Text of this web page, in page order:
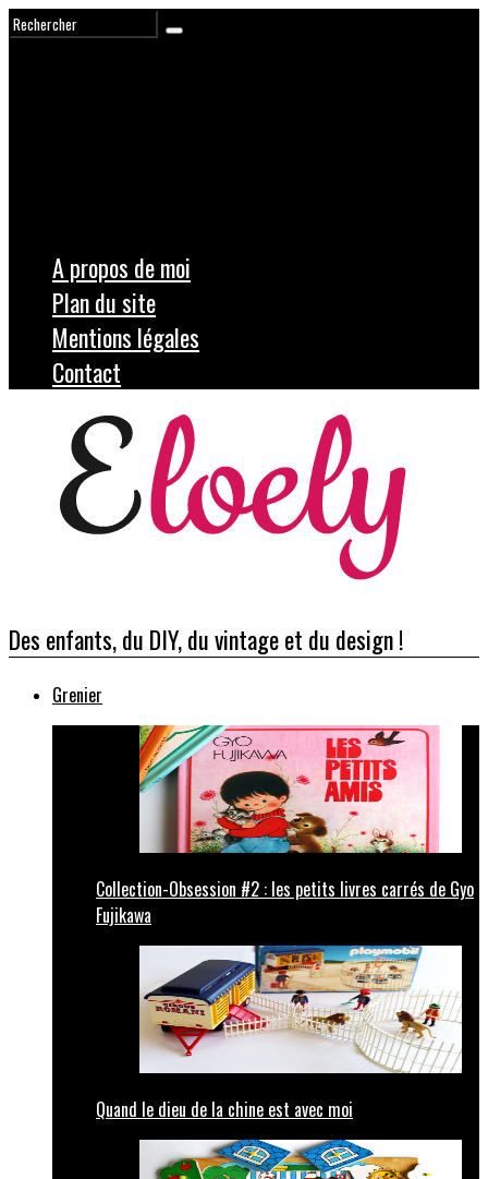
A propos de moi
Plan du site
Mentions légales
Contact
Des enfants, du DIY, du vintage et du design !
Grenier
Collection-Obsession #2 : les petits livres carrés de Gyo
Fujikawa
Quand le dieu de la chine est avec moi